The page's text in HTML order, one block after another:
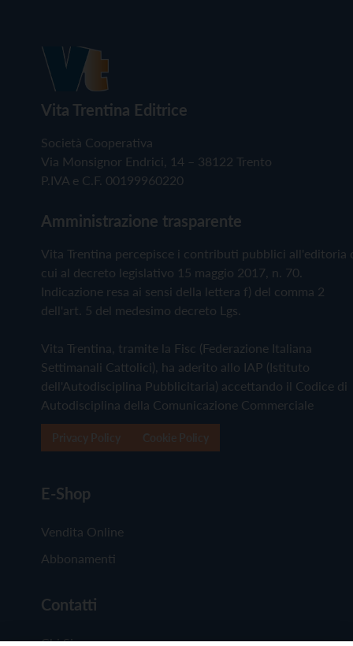
Vita Trentina Editrice
Società Cooperativa
Via Monsignor Endrici, 14 – 38122 Trento
P.IVA e C.F. 00199960220
Amministrazione trasparente
Vita Trentina percepisce i contributi pubblici all'editoria
cui al decreto legislativo 15 maggio 2017, n. 70.
Indicazione resa ai sensi della lettera f) del comma 2
dell'art. 5 del medesimo decreto Lgs.
Vita Trentina, tramite la Fisc (Federazione Italiana
Settimanali Cattolici), ha aderito allo IAP (Istituto
dell'Autodisciplina Pubblicitaria) accettando il Codice di
Autodisciplina della Comunicazione Commerciale
E-Shop
Vendita Online
Abbonamenti
Contatti
Chi Siamo